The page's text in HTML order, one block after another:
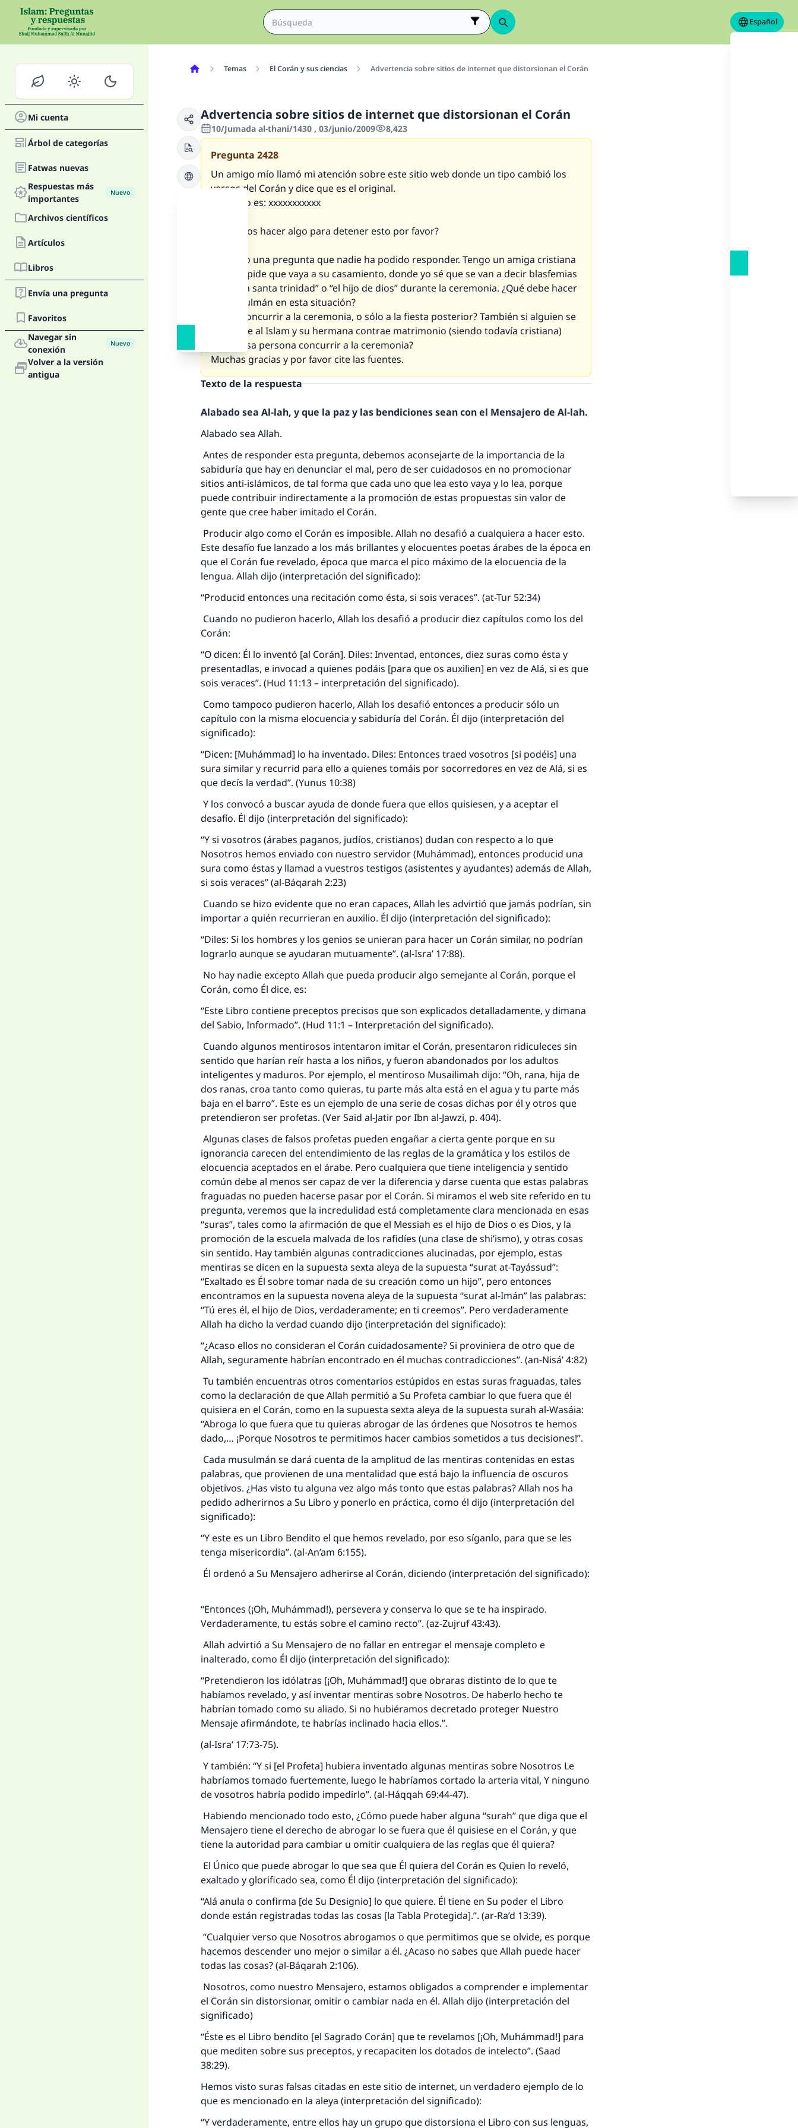
Español
Mi cuenta
Árbol de categorías
Fatwas nuevas
Respuestas más
importantes
Nuevo
Archivos científicos
Artículos
Libros
Envía una pregunta
Favoritos
Navegar sin
conexión
Nuevo
Volver a la versión
antigua
Temas El Corán y sus ciencias Advertencia sobre sitios de internet que distorsionan el Corán
Advertencia sobre sitios de internet que distorsionan el Corán
10/Jumada al-thani/1430 , 03/junio/2009 8,423
Pregunta 2428
Un amigo mío llamó mi atención sobre este sitio web donde un tipo cambió los
versos del Corán y dice que es el original.
Este sitio es: xxxxxxxxxxx
¿Podemos hacer algo para detener esto por favor?
Yo tengo una pregunta que nadie ha podido responder. Tengo un amiga cristiana
que me pide que vaya a su casamiento, donde yo sé que se van a decir blasfemias
como “la santa trinidad” o “el hijo de dios” durante la ceremonia. ¿Qué debe hacer
un musulmán en esta situación?
¿Debe concurrir a la ceremonia, o sólo a la fiesta posterior? También si alguien se
convierte al Islam y su hermana contrae matrimonio (siendo todavía cristiana)
¿Debe esa persona concurrir a la ceremonia?
Muchas gracias y por favor cite las fuentes.
Texto de la respuesta
Alabado sea Al-lah, y que la paz y las bendiciones sean con el Mensajero de Al-lah.
Alabado sea Allah.
Antes de responder esta pregunta, debemos aconsejarte de la importancia de la
sabiduría que hay en denunciar el mal, pero de ser cuidadosos en no promocionar
sitios anti-islámicos, de tal forma que cada uno que lea esto vaya y lo lea, porque
puede contribuir indirectamente a la promoción de estas propuestas sin valor de
gente que cree haber imitado el Corán.
Producir algo como el Corán es imposible. Allah no desafió a cualquiera a hacer esto.
Este desafío fue lanzado a los más brillantes y elocuentes poetas árabes de la época en
que el Corán fue revelado, época que marca el pico máximo de la elocuencia de la
lengua. Allah dijo (interpretación del significado):
“Producid entonces una recitación como ésta, si sois veraces”. (at-Tur 52:34)
Cuando no pudieron hacerlo, Allah los desafió a producir diez capítulos como los del
Corán:
“O dicen: Él lo inventó [al Corán]. Diles: Inventad, entonces, diez suras como ésta y
presentadlas, e invocad a quienes podáis [para que os auxilien] en vez de Alá, si es que
sois veraces”. (Hud 11:13 – interpretación del significado).
Como tampoco pudieron hacerlo, Allah los desafió entonces a producir sólo un
capítulo con la misma elocuencia y sabiduría del Corán. Él dijo (interpretación del
significado):
“Dicen: [Muhámmad] lo ha inventado. Diles: Entonces traed vosotros [si podéis] una
sura similar y recurrid para ello a quienes tomáis por socorredores en vez de Alá, si es
que decís la verdad”. (Yunus 10:38)
Y los convocó a buscar ayuda de donde fuera que ellos quisiesen, y a aceptar el
desafío. Él dijo (interpretación del significado):
“Y si vosotros (árabes paganos, judíos, cristianos) dudan con respecto a lo que
Nosotros hemos enviado con nuestro servidor (Muhámmad), entonces producid una
sura como éstas y llamad a vuestros testigos (asistentes y ayudantes) además de Allah,
si sois veraces” (al-Báqarah 2:23)
Cuando se hizo evidente que no eran capaces, Allah les advirtió que jamás podrían, sin
importar a quién recurrieran en auxilio. Él dijo (interpretación del significado):
“Diles: Si los hombres y los genios se unieran para hacer un Corán similar, no podrían
lograrlo aunque se ayudaran mutuamente”. (al-Isra’ 17:88).
No hay nadie excepto Allah que pueda producir algo semejante al Corán, porque el
Corán, como Él dice, es:
“Este Libro contiene preceptos precisos que son explicados detalladamente, y dimana
del Sabio, Informado”. (Hud 11:1 – Interpretación del significado).
Cuando algunos mentirosos intentaron imitar el Corán, presentaron ridiculeces sin
sentido que harían reír hasta a los niños, y fueron abandonados por los adultos
inteligentes y maduros. Por ejemplo, el mentiroso Musailimah dijo: “Oh, rana, hija de
dos ranas, croa tanto como quieras, tu parte más alta está en el agua y tu parte más
baja en el barro”. Este es un ejemplo de una serie de cosas dichas por él y otros que
pretendieron ser profetas. (Ver Said al-Jatir por Ibn al-Jawzi, p. 404).
Algunas clases de falsos profetas pueden engañar a cierta gente porque en su
ignorancia carecen del entendimiento de las reglas de la gramática y los estilos de
elocuencia aceptados en el árabe. Pero cualquiera que tiene inteligencia y sentido
común debe al menos ser capaz de ver la diferencia y darse cuenta que estas palabras
fraguadas no pueden hacerse pasar por el Corán. Si miramos el web site referido en tu
pregunta, veremos que la incredulidad está completamente clara mencionada en esas
“suras”, tales como la afirmación de que el Messiah es el hijo de Dios o es Dios, y la
promoción de la escuela malvada de los rafidíes (una clase de shi’ismo), y otras cosas
sin sentido. Hay también algunas contradicciones alucinadas, por ejemplo, estas
mentiras se dicen en la supuesta sexta aleya de la supuesta “surat at-Tayássud”:
“Exaltado es Él sobre tomar nada de su creación como un hijo”, pero entonces
encontramos en la supuesta novena aleya de la supuesta “surat al-Imán” las palabras:
“Tú eres él, el hijo de Dios, verdaderamente; en ti creemos”. Pero verdaderamente
Allah ha dicho la verdad cuando dijo (interpretación del significado):
“¿Acaso ellos no consideran el Corán cuidadosamente? Si proviniera de otro que de
Allah, seguramente habrían encontrado en él muchas contradicciones”. (an-Nisá’ 4:82)
Tu también encuentras otros comentarios estúpidos en estas suras fraguadas, tales
como la declaración de que Allah permitió a Su Profeta cambiar lo que fuera que él
quisiera en el Corán, como en la supuesta sexta aleya de la supuesta surah al-Wasáia:
“Abroga lo que fuera que tu quieras abrogar de las órdenes que Nosotros te hemos
dado,… ¡Porque Nosotros te permitimos hacer cambios sometidos a tus decisiones!”.
Cada musulmán se dará cuenta de la amplitud de las mentiras contenidas en estas
palabras, que provienen de una mentalidad que está bajo la influencia de oscuros
objetivos. ¿Has visto tu alguna vez algo más tonto que estas palabras? Allah nos ha
pedido adherirnos a Su Libro y ponerlo en práctica, como él dijo (interpretación del
significado):
“Y este es un Libro Bendito el que hemos revelado, por eso síganlo, para que se les
tenga misericordia”. (al-An’am 6:155).
Él ordenó a Su Mensajero adherirse al Corán, diciendo (interpretación del significado):
“Entonces (¡Oh, Muhámmad!), persevera y conserva lo que se te ha inspirado.
Verdaderamente, tu estás sobre el camino recto”. (az-Zujruf 43:43).
Allah advirtió a Su Mensajero de no fallar en entregar el mensaje completo e
inalterado, como Él dijo (interpretación del significado):
“Pretendieron los idólatras [¡Oh, Muhámmad!] que obraras distinto de lo que te
habíamos revelado, y así inventar mentiras sobre Nosotros. De haberlo hecho te
habrían tomado como su aliado. Si no hubiéramos decretado proteger Nuestro
Mensaje afirmándote, te habrías inclinado hacia ellos.”.
(al-Isra’ 17:73-75).
Y también: “Y si [el Profeta] hubiera inventado algunas mentiras sobre Nosotros Le
habríamos tomado fuertemente, luego le habríamos cortado la arteria vital, Y ninguno
de vosotros habría podido impedirlo”. (al-Háqqah 69:44-47).
Habiendo mencionado todo esto, ¿Cómo puede haber alguna “surah” que diga que el
Mensajero tiene el derecho de abrogar lo se fuera que él quisiese en el Corán, y que
tiene la autoridad para cambiar u omitir cualquiera de las reglas que él quiera?
El Único que puede abrogar lo que sea que Él quiera del Corán es Quien lo reveló,
exaltado y glorificado sea, como Él dijo (interpretación del significado):
“Alá anula o confirma [de Su Designio] lo que quiere. Él tiene en Su poder el Libro
donde están registradas todas las cosas [la Tabla Protegida].”. (ar-Ra’d 13:39).
“Cualquier verso que Nosotros abrogamos o que permitimos que se olvide, es porque
hacemos descender uno mejor o similar a él. ¿Acaso no sabes que Allah puede hacer
todas las cosas? (al-Báqarah 2:106).
Nosotros, como nuestro Mensajero, estamos obligados a comprender e implementar
el Corán sin distorsionar, omitir o cambiar nada en él. Allah dijo (interpretación del
significado)
“Éste es el Libro bendito [el Sagrado Corán] que te revelamos [¡Oh, Muhámmad!] para
que mediten sobre sus preceptos, y recapaciten los dotados de intelecto”. (Saad
38:29).
Hemos visto suras falsas citadas en este sitio de internet, un verdadero ejemplo de lo
que es mencionado en la aleya (interpretación del significado):
“Y verdaderamente, entre ellos hay un grupo que distorsiona el Libro con sus lenguas,
La respuesta no. 110845 salvó un matrimonio.
Desde la Q hasta la A, su contribución ayuda a IslamQA.
Profeta ﷺ dijo:
"Una persona que orienta a otros a hacer el bien obtendrá la
misma recompensa que aquellos que lo realicen."
(MUSLIM, 1893)
Contribuir